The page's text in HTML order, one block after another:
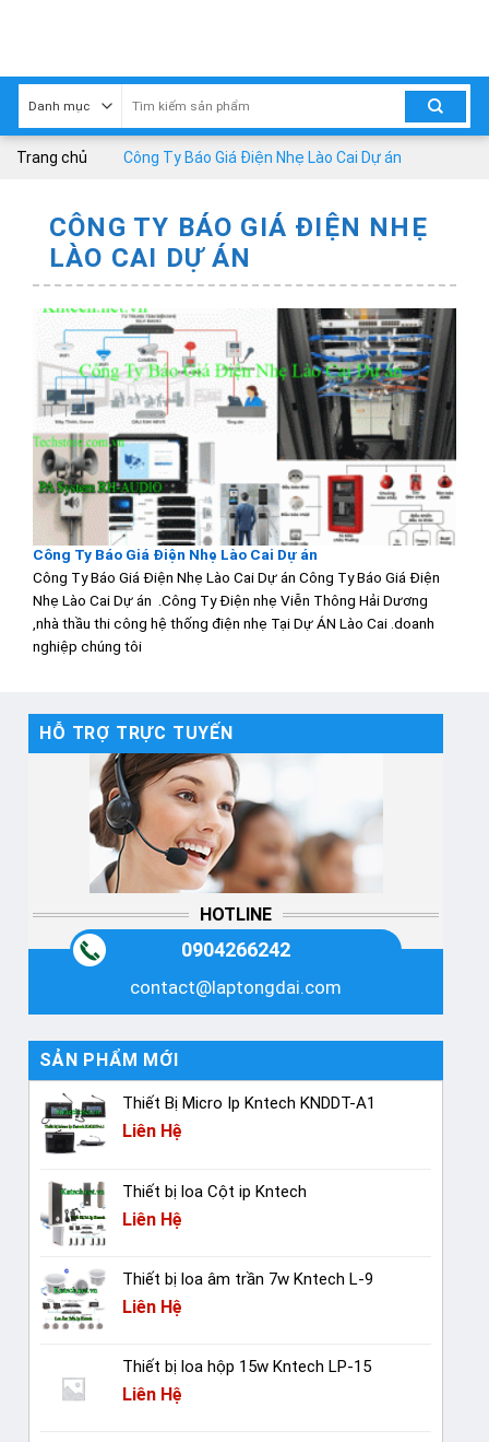
Trang chủ Công Ty Báo Giá Điện Nhẹ Lào Cai Dự án
HỖ TRỢ TRỰC TUYẾN
HOTLINE
0904266242
contact@laptongdai.com
SẢN PHẨM MỚI
Thiết Bị Micro Ip Kntech KNDDT-A1
Liên Hệ
Thiết bị loa Cột ip Kntech
Liên Hệ
Thiết bị loa âm trần 7w Kntech L-9
Liên Hệ
Thiết bị loa hộp 15w Kntech LP-15
Liên Hệ
CÔNG TY BÁO GIÁ ĐIỆN NHẸ
LÀO CAI DỰ ÁN
Công Ty Báo Giá Điện Nhẹ Lào Cai Dự án
Công Ty Báo Giá Điện Nhẹ Lào Cai Dự án Công Ty Báo Giá Điện
Nhẹ Lào Cai Dự án .Công Ty Điện nhẹ Viễn Thông Hải Dương
,nhà thầu thi công hệ thống điện nhẹ Tại Dự ÁN Lào Cai .doanh
nghiệp chúng tôi